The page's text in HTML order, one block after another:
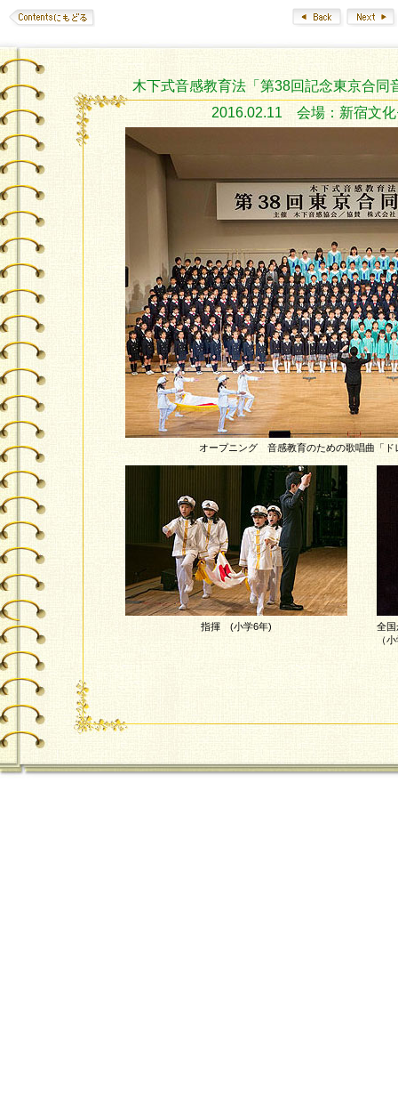
木下式音感教育法「第38回記念東京合
2016.02.11 会場：新宿文化
オープニング 音感教育のための歌唱曲「ド
指揮 (小学6年)
全国
（